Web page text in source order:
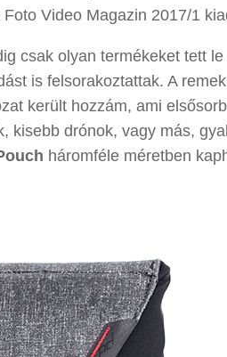
Video Magazin 2017/1
csak olyan termékeket tett
is felsorakoztattak. A remek
került hozzám, ami
kisebb drónok, vagy más,
háromféle méretben